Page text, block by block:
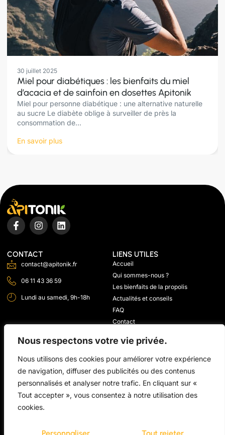
Nous respectons votre vie privée.
Nous utilisons des cookies pour améliorer votre expérience
de navigation, diffuser des publicités ou des contenus
personnalisés et analyser notre trafic. En cliquant sur «
Tout accepter », vous consentez à notre utilisation des
cookies.
30 juillet 2025
Miel pour diabétiques : les bienfaits du miel
d’acacia et de sainfoin en dosettes Apitonik
Miel pour personne diabétique : une alternative naturelle
au sucre Le diabète oblige à surveiller de près la
consommation de...
En savoir plus
CONTACT
contact@apitonik.fr
06 11 43 36 59
Lundi au samedi, 9h-18h
LIENS UTILES
Accueil
Qui sommes-nous ?
Les bienfaits de la propolis
Actualités et conseils
FAQ
Contact
NOS PRODUITS
Pack Découverte
Pack Harmonie
Pack Sérénité
Pack Confiance
Pack Vitalité
VOS BESOINS